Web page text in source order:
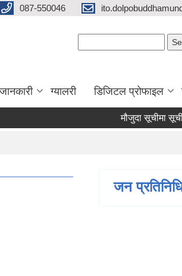
087-550046
ग्यालरी डिजिटल प्रोफाइल
मौजुदा सूचीमा सूचीकृत
जन